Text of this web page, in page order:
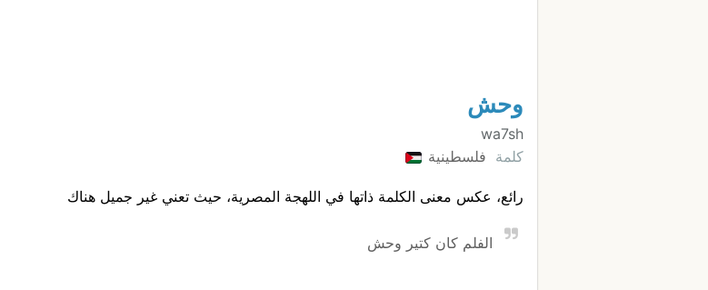
وحش
wa7sh
كلمة فلسطينية
رائع، عكس معنى الكلمة ذاتها في اللهجة المصرية، حيث تعني غير جميل هناك
الفلم كان كتير وحش